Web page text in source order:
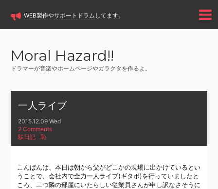
WEB製作やサポートドラム してます。
Moral Hazard!!
ドラマーが音楽やホームページやガラクタを作るよ。
一人ライブ
2015.12.09 Wed
2 Comments
駄日記
恥
こんばんは、本日は朝から父がどこかの現場に出かけているとい
うことで、会社内で全力一人ライブ(ギタボ)を行っていましたと
ころ、二つ隣の部屋にいたらしい従業員さんが申し訳なさそうに